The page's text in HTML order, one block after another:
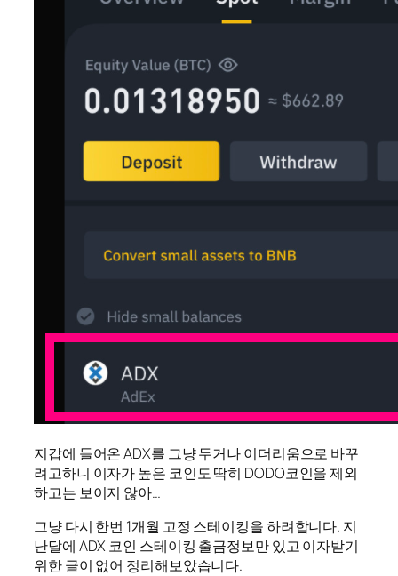
지갑에 들어온 ADX를 그냥 두거나 이더리움으로 바꾸
려고하니 이자가 높은 코인도 딱히 DODO코인을 제외
하고는 보이지 않아…
그냥 다시 한번 1개월 고정 스테이킹을 하려합니다. 지
난달에 ADX 코인 스테이킹 출금정보만 있고 이자받기
위한 글이 없어 정리해보았습니다.